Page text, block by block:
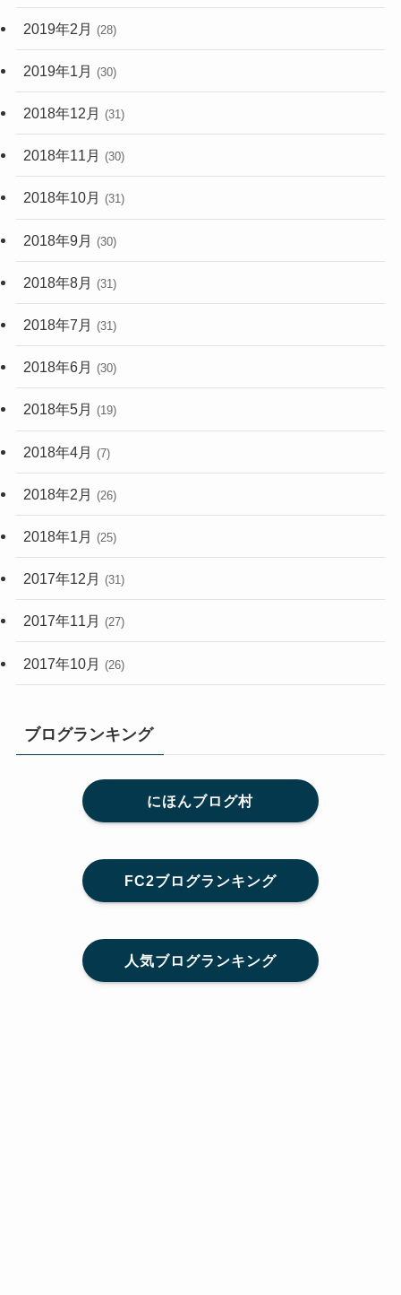
2019年2月 (28)
2019年1月 (30)
2018年12月 (31)
2018年11月 (30)
2018年10月 (31)
2018年9月 (30)
2018年8月 (31)
2018年7月 (31)
2018年6月 (30)
2018年5月 (19)
2018年4月 (7)
2018年2月 (26)
2018年1月 (25)
2017年12月 (31)
2017年11月 (27)
2017年10月 (26)
ブログランキング
にほんブログ村
FC2ブログランキング
人気ブログランキング